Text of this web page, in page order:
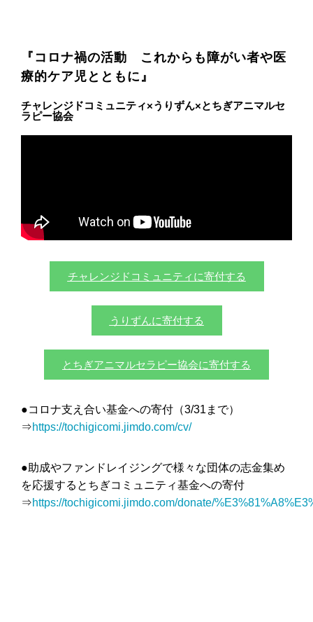
『コロナ禍の活動 これからも障がい者や医
療的ケア児とともに』
チャレンジドコミュニティ×うりずん×とちぎアニマルセ
ラピー協会
チャレンジドコミュニティに寄付する
うりずんに寄付する
とちぎアニマルセラピー協会に寄付する
●コロナ支え合い基金への寄付（3/31まで）
⇒https://tochigicomi.jimdo.com/cv/
●助成やファンドレイジングで様々な団体の志金集め
を応援するとちぎコミュニティ基金への寄付
⇒https://tochigicomi.jimdo.com/donate/